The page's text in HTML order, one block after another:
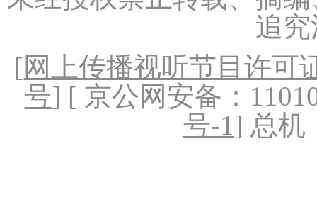
追
[网上传播视听节目许可
号] [ 京公网安备：
号-1] 总机